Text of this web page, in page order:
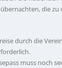
die zu
durch die
muss noch